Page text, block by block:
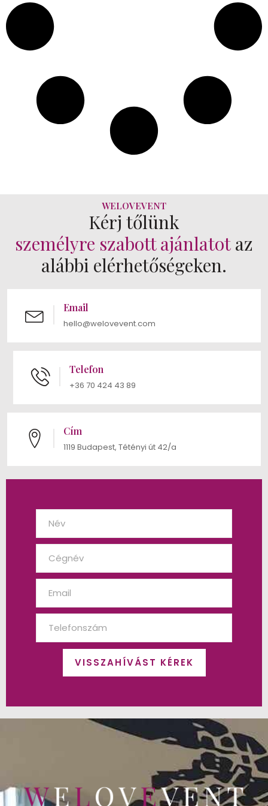
VISSZAHÍVÁST KÉREK
WELOVEVENT
Kérj tőlünk
személyre szabott ajánlatot az
alábbi elérhetőségeken.
Email
hello@welovevent.com
Telefon
+36 70 424 43 89
Cím
1119 Budapest, Tétényi út 42/a